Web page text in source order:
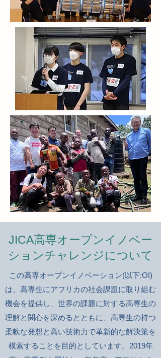
JICA高専オープンイノベー
ションチャレンジについて
この高専オープンイノベーション(以下:OI)
は、高専生にアフリカの社会課題に取り組む
機会を提供し、世界の課題に対する高専生の
理解と関心を深めるとともに、高専生の持つ
柔軟な発想と高い技術力で革新的な解決策を
模索することを目的としています。2019年